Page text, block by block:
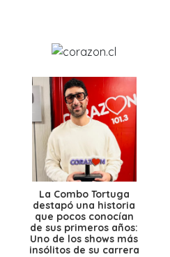
La Combo Tortuga
destapó una historia
que pocos conocían
de sus primeros años:
Uno de los shows más
insólitos de su carrera